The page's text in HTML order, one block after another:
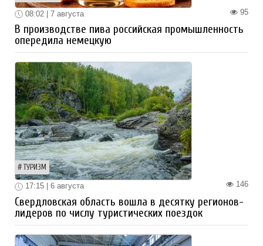
95
08:02 | 7 августа
В производстве пива российская промышленность
опередила немецкую
ТУРИЗМ
146
17:15 | 6 августа
Свердловская область вошла в десятку регионов-
лидеров по числу туристических поездок